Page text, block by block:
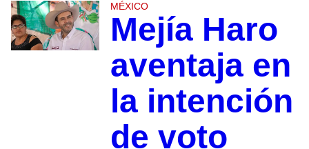
MÉXICO
Mejía Haro
aventaja en
la intención
de voto